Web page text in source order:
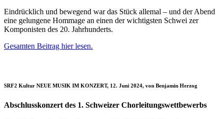
Eindrücklich und bewegend war das Stück allemal – und der Abend
eine gelungene Hommage an einen der wichtigsten Schwei zer
Komponisten des 20. Jahrhunderts.
Gesamten Beitrag hier lesen.
SRF2 Kultur NEUE MUSIK IM KONZERT, 12. Juni 2024, von Benjamin Herzog
Abschlusskonzert des 1. Schweizer Chorleitungswettbewerbs